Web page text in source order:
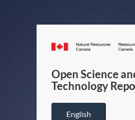
Canada.ca
Open Science
Technology
English